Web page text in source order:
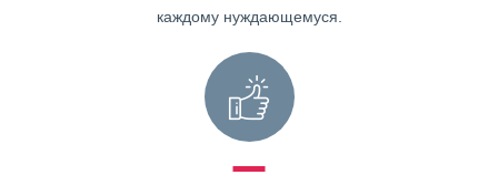
каждому нуждающемуся.